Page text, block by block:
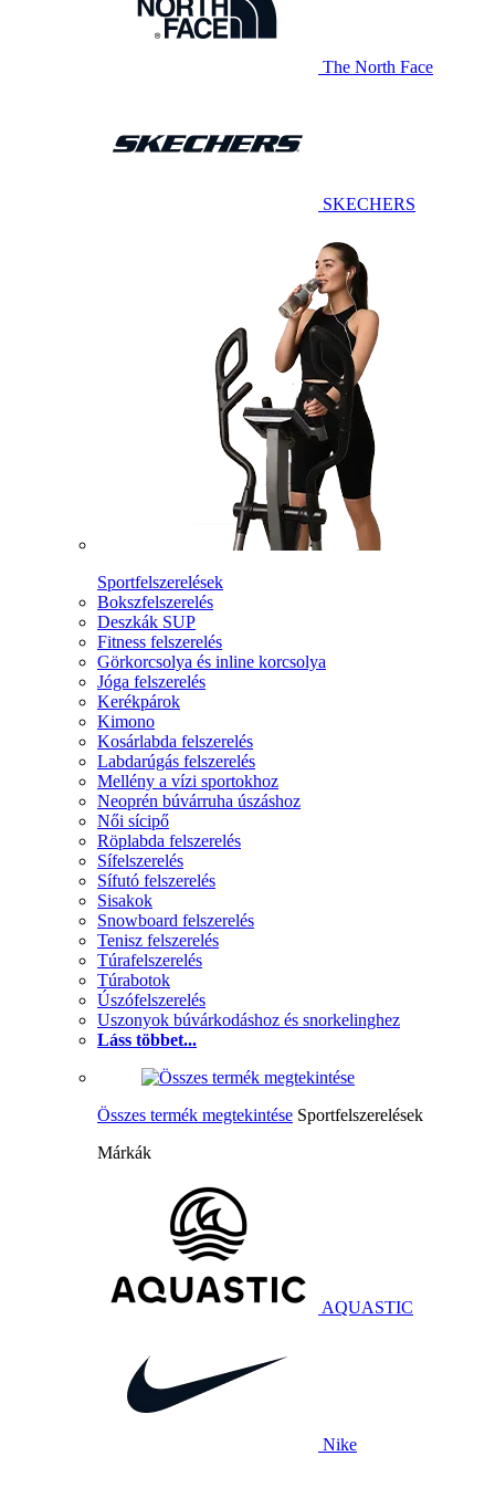
The North Face
SKECHERS
Sportfelszerelések
Bokszfelszerelés
Deszkák SUP
Fitness felszerelés
Görkorcsolya és inline korcsolya
Jóga felszerelés
Kerékpárok
Kimono
Kosárlabda felszerelés
Labdarúgás felszerelés
Mellény a vízi sportokhoz
Neoprén búvárruha úszáshoz
Női sícipő
Röplabda felszerelés
Sífelszerelés
Sífutó felszerelés
Sisakok
Snowboard felszerelés
Tenisz felszerelés
Túrafelszerelés
Túrabotok
Úszófelszerelés
Uszonyok búvárkodáshoz és snorkelinghez
Láss többet...
Összes termék megtekintése Sportfelszerelések
Márkák
AQUASTIC
Nike